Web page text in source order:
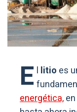
E l litio es
energética,